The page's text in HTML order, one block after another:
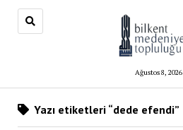
Ağustos 8, 2026
Yazı etiketleri “dede efendi”